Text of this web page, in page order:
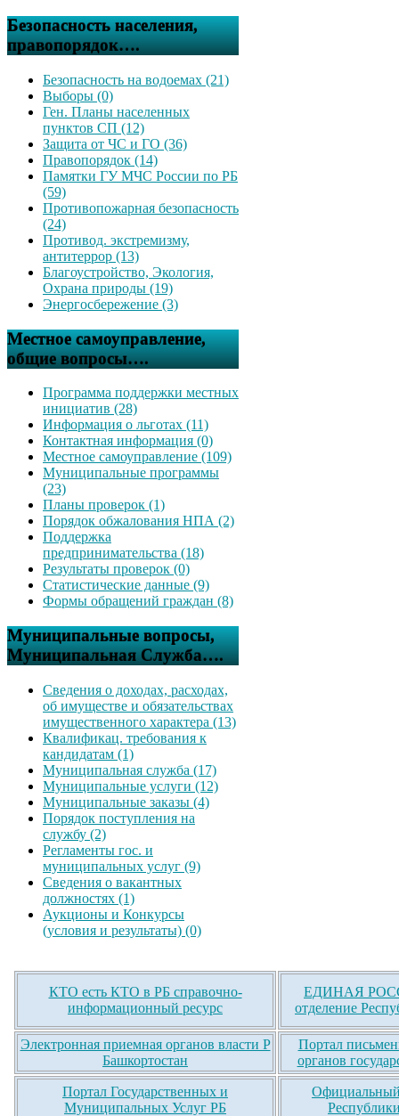
Безопасность населения,
правопорядок….
Безопасность на водоемах (21)
Выборы (0)
Ген. Планы населенных
пунктов СП (12)
Защита от ЧС и ГО (36)
Правопорядок (14)
Памятки ГУ МЧС России по РБ
(59)
Противопожарная безопасность
(24)
Противод. экстремизму,
антитеррор (13)
Благоустройство, Экология,
Охрана природы (19)
Энергосбережение (3)
Местное самоуправление,
общие вопросы….
Программа поддержки местных
инициатив (28)
Информация о льготах (11)
Контактная информация (0)
Местное самоуправление (109)
Муниципальные программы
(23)
Планы проверок (1)
Порядок обжалования НПА (2)
Поддержка
предпринимательства (18)
Результаты проверок (0)
Статистические данные (9)
Формы обращений граждан (8)
Муниципальные вопросы,
Муниципальная Служба….
Сведения о доходах, расходах,
об имуществе и обязательствах
имущественного характера (13)
Квалификац. требования к
кандидатам (1)
Муниципальная служба (17)
Муниципальные услуги (12)
Муниципальные заказы (4)
Порядок поступления на
службу (2)
Регламенты гос. и
муниципальных услуг (9)
Сведения о вакантных
должностях (1)
Аукционы и Конкурсы
(условия и результаты) (0)
КТО есть КТО в РБ справочно-
информационный ресурс
ЕДИНАЯ
отделение
Электронная приемная органов власти Р
Башкортостан
Портал
органов
Портал Государственных и
Муниципальных Услуг РБ
Официальный